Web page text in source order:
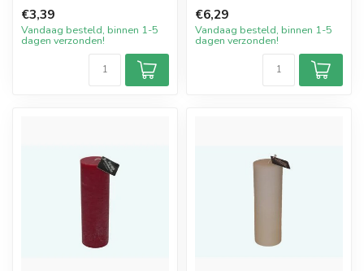
ha...
€3,39
Vandaag besteld, binnen 1-5
dagen verzonden!
Paar...
€6,29
Vandaag besteld, binnen 1-5
dagen verzonden!